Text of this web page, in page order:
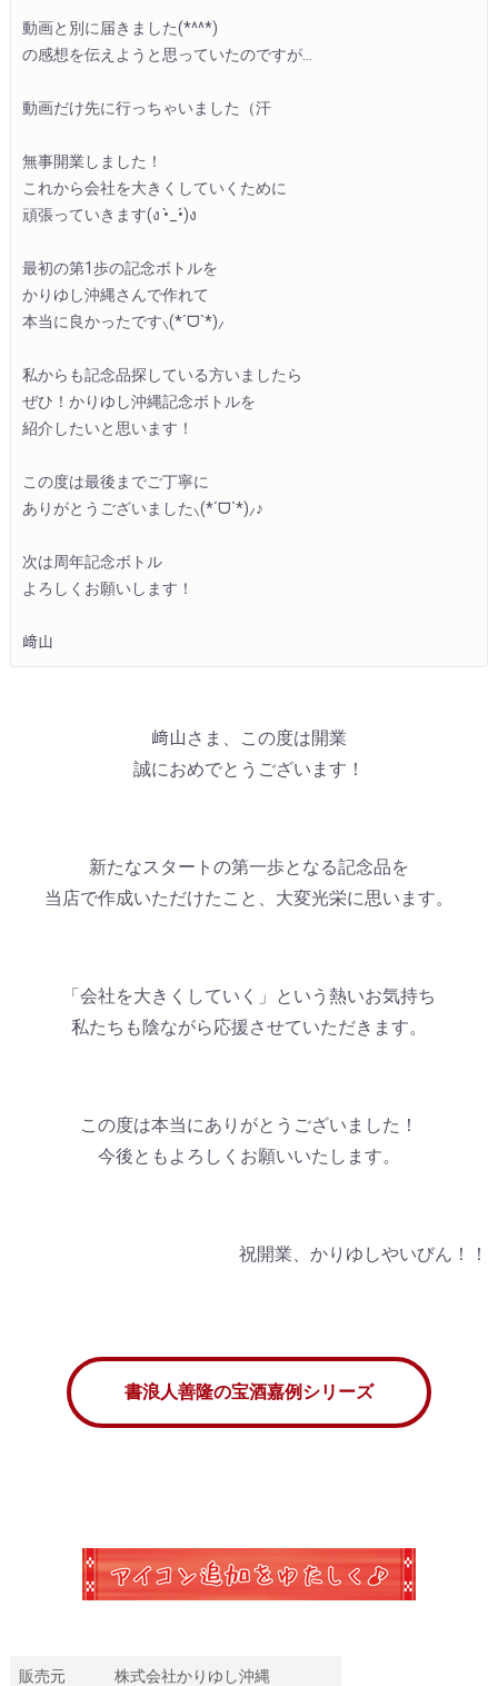
動画と別に届きました(*^^*)
の感想を伝えようと思っていたのですが…
動画だけ先に行っちゃいました（汗
無事開業しました！
これから会社を大きくしていくために
頑張っていきます(ง •̀_•́)ง
最初の第1歩の記念ボトルを
かりゆし沖縄さんで作れて
本当に良かったです⸜(*ˊᗜˋ*)⸝
私からも記念品探している方いましたら
ぜひ！かりゆし沖縄記念ボトルを
紹介したいと思います！
この度は最後までご丁寧に
ありがとうございました⸜(*ˊᗜˋ*)⸝♪
次は周年記念ボトル
よろしくお願いします！
﨑山
﨑山さま、この度は開業
誠におめでとうございます！
新たなスタートの第一歩となる記念品を
当店で作成いただけたこと、大変光栄に思います。
「会社を大きくしていく」という熱いお気持ち
私たちも陰ながら応援させていただきます。
この度は本当にありがとうございました！
今後ともよろしくお願いいたします。
祝開業、かりゆしやいびん！！
書浪人善隆の宝酒嘉例シリーズ
販売元
株式会社かりゆし沖縄